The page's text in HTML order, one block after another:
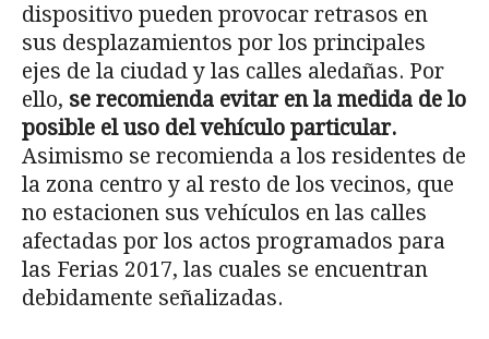
dispositivo pueden provocar retrasos en
sus desplazamientos por los principales
ejes de la ciudad y las calles aledañas. Por
ello, se recomienda evitar en la medida de lo
posible el uso del vehículo particular.
Asimismo se recomienda a los residentes de
la zona centro y al resto de los vecinos, que
no estacionen sus vehículos en las calles
afectadas por los actos programados para
las Ferias 2017, las cuales se encuentran
debidamente señalizadas.